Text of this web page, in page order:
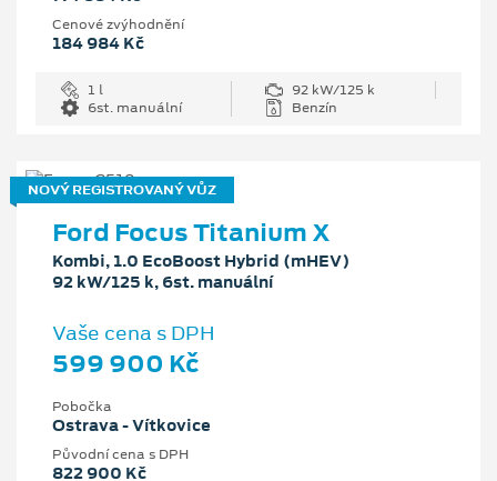
Cenové zvýhodnění
184 984 Kč
1 l
92 kW/125 k
6st. manuální
Benzín
NOVÝ REGISTROVANÝ VŮZ
Ford Focus Titanium X
Kombi, 1.0 EcoBoost Hybrid (mHEV)
92 kW/125 k, 6st. manuální
Vaše cena s DPH
599 900 Kč
Pobočka
Ostrava - Vítkovice
Původní cena s DPH
822 900 Kč